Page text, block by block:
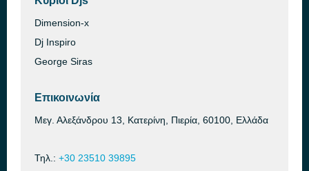
Dimension-x
Dj Inspiro
George Siras
Επικοινωνία
Μεγ. Αλεξάνδρου 13, Κατερίνη, Πιερία, 60100, Ελλάδα
Τηλ.: +30 23510 39895